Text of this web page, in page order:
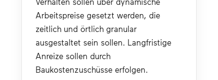
Arbeitspreise gesetzt werden, die
zeitlich und örtlich granular
ausgestaltet sein sollen. Langfristige
Anreize sollen durch
Baukostenzuschüsse erfolgen.